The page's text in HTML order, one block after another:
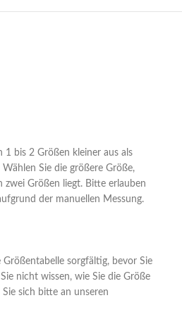
1 bis 2 Größen kleiner aus als
Sie die größere Größe,
zwei Größen liegt. Bitte erlauben
der manuellen Messung.
sorgfältig, bevor Sie
nicht wissen, wie Sie die Größe
sich bitte an unseren